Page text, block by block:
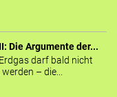
Die Argumente der...
darf bald nicht
– die...